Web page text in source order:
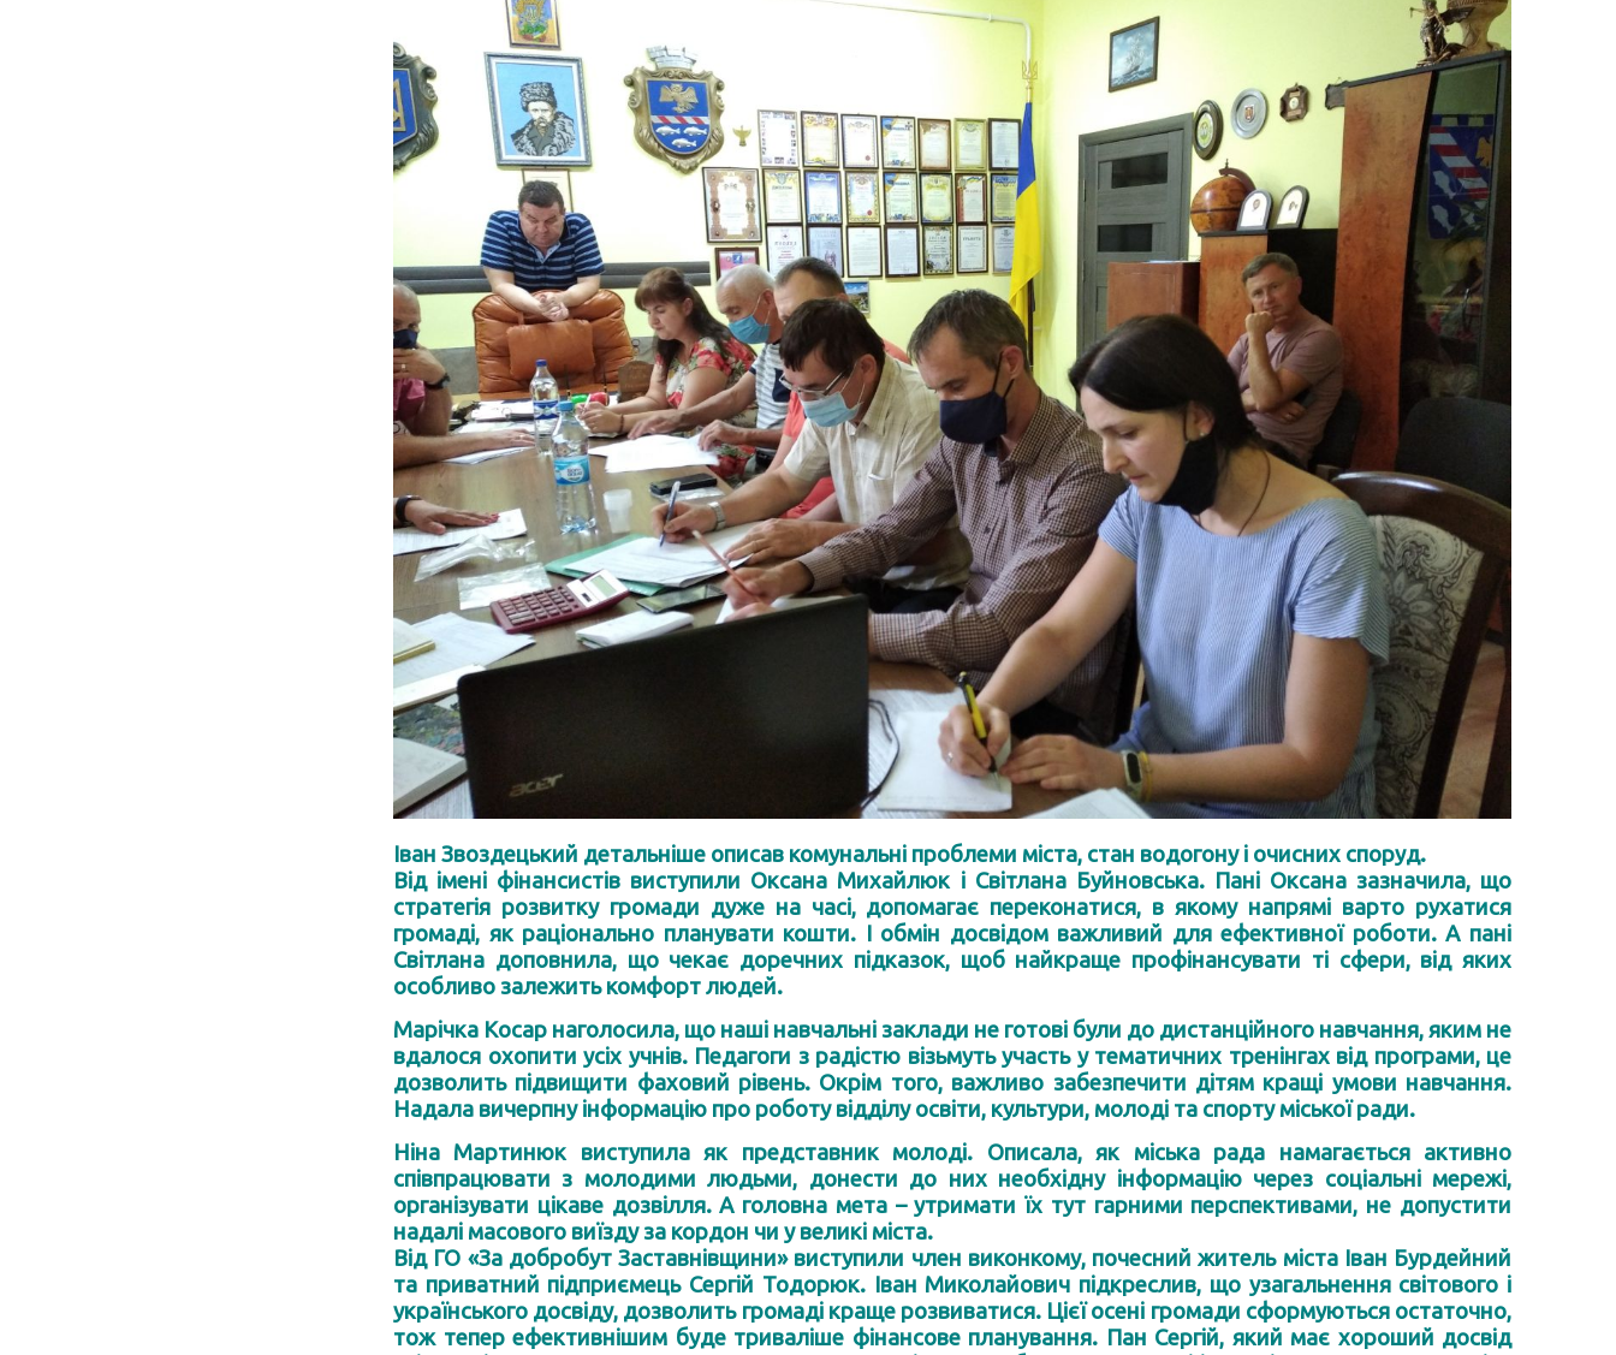
Іван Звоздецький детальніше описав комунальні проблеми міста, стан водогону і очисних споруд.
Від імені фінансистів виступили Оксана Михайлюк і Світлана Буйновська. Пані Оксана зазначила, що
стратегія розвитку громади дуже на часі, допомагає переконатися, в якому напрямі варто рухатися
громаді, як раціонально планувати кошти. І обмін досвідом важливий для ефективної роботи. А пані
Світлана доповнила, що чекає доречних підказок, щоб найкраще профінансувати ті сфери, від яких
особливо залежить комфорт людей.
Марічка Косар наголосила, що наші навчальні заклади не готові були до дистанційного навчання, яким не
вдалося охопити усіх учнів. Педагоги з радістю візьмуть участь у тематичних тренінгах від програми, це
дозволить підвищити фаховий рівень. Окрім того, важливо забезпечити дітям кращі умови навчання.
Надала вичерпну інформацію про роботу відділу освіти, культури, молоді та спорту міської ради.
Ніна Мартинюк виступила як представник молоді. Описала, як міська рада намагається активно
співпрацювати з молодими людьми, донести до них необхідну інформацію через соціальні мережі,
організувати цікаве дозвілля. А головна мета – утримати їх тут гарними перспективами, не допустити
надалі масового виїзду за кордон чи у великі міста.
Від ГО «За добробут Заставнівщини» виступили член виконкому, почесний житель міста Іван Бурдейний
та приватний підприємець Сергій Тодорюк. Іван Миколайович підкреслив, що узагальнення світового і
українського досвіду, дозволить громаді краще розвиватися. Цієї осені громади сформуються остаточно,
тож тепер ефективнішим буде триваліше фінансове планування. Пан Сергій, який має хороший досвід